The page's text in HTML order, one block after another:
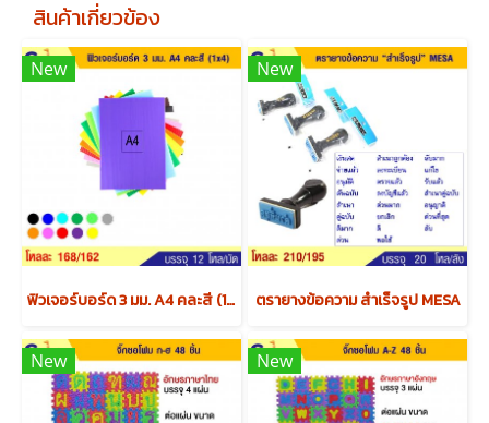
สินค้าเกี่ยวข้อง
New
ฟิวเจอร์บอร์ด 3 มม. A4 คละสี (1x4) x12 แพค
New
ตรายางข้อความ สำเร็จรูป MESA
New New